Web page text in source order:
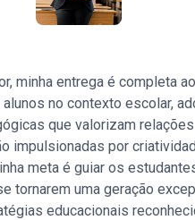
minha entrega é completa ao
no contexto escolar,
que valorizam relações
impulsionadas por
meta é guiar os
tornarem uma geração
educacionais